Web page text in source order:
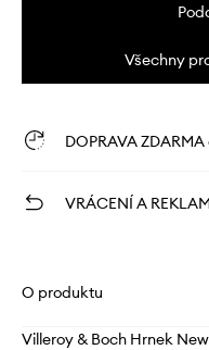
Všechny
DOPRAVA ZDARMA
VRÁCENÍ A
O produktu
Villeroy & Boch Hrnek